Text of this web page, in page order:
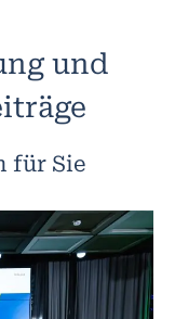
und
für Sie